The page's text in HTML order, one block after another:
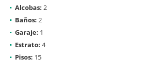
Alcobas: 2
Baños: 2
Garaje: 1
Estrato: 4
Pisos: 15